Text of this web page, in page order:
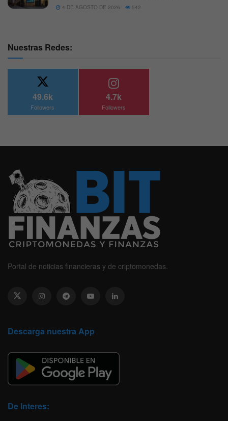
4 DE AGOSTO DE 2026 542
Nuestras Redes:
49.6k
Followers
4.7k
Followers
Portal de noticias financieras y de criptomonedas.
Descarga nuestra App
De Interes: